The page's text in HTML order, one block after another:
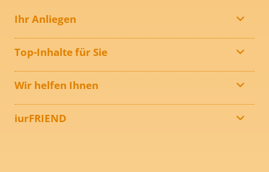
Ihr Anliegen
Top-Inhalte für Sie
Wir helfen Ihnen
iurFRIEND